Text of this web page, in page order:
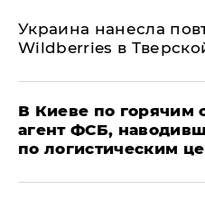
Украина нанесла
Wildberries в
В Киеве по горячим
агент ФСБ,
по логистическим